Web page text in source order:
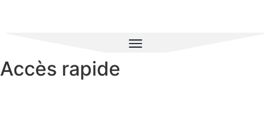
Accès rapide